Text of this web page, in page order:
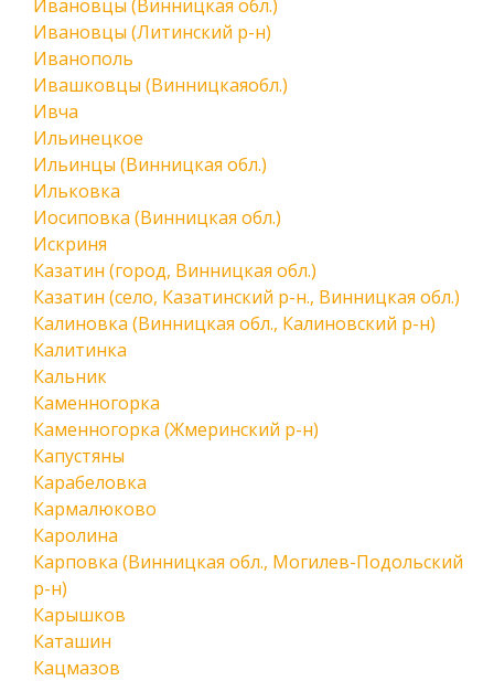
Ивановцы (Винницкая обл.)
Ивановцы (Литинский р-н)
Иванополь
Ивашковцы (Винницкаяобл.)
Ивча
Ильинецкое
Ильинцы (Винницкая обл.)
Ильковка
Иосиповка (Винницкая обл.)
Искриня
Казатин (город, Винницкая обл.)
Казатин (село, Казатинский р-н., Винницкая обл.)
Калиновка (Винницкая обл., Калиновский р-н)
Калитинка
Кальник
Каменногорка
Каменногорка (Жмеринский р-н)
Капустяны
Карабеловка
Кармалюково
Каролина
Карповка (Винницкая обл., Могилев-Подольский
р-н)
Карышков
Каташин
Кацмазов